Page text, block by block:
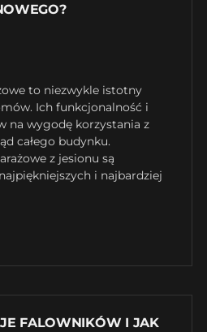
to niezwykle istotny
Ich funkcjonalność i
na wygodę korzystania z
całego budynku.
z jesionu są
i najbardziej
FALOWNIKÓW I JAK